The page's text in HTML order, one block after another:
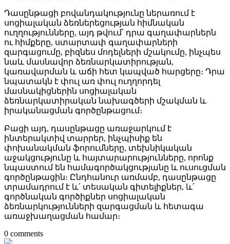
Դասընթացի բովանդակությունը ներառում է
սոցիալական ձեռներեցության հիմնական
ուղղությունները, այդ թվում՝ դրա գաղափարներն
ու հիմքերը, ստարտափ գաղափարների
զարգացումը, բիզնես մոդելների մշակումը, ինչպես
նաև մասնավոր ձեռնարկատիրության,
կառավարման և աճի հետ կապված հարցերը։ Դրա
նպատակն է փուլ առ փուլ ուղղորդել
մասնակիցներին սոցիալական
ձեռնարկատիրական նախագծերի մշակման և
իրականացման գործընթացում։
Բացի այդ, դասընթացը առաջարկում է
ինտերակտիվ տարրեր, ինչպիսիք են
փոխանակման ֆորումները, տեխնիկական
աջակցությունը և հայտարարությունները, որոնք
նպաստում են համագործակցությանը և ուսուցման
գործընթացին։ Ընդհանուր առմամբ, դասընթացը
տրամադրում է և՛ տեսական գիտելիքներ, և՛
գործնական գործիքներ սոցիալական
ձեռնարկությունների զարգացման և հետագա
առաջխաղացման համար։
0 comments